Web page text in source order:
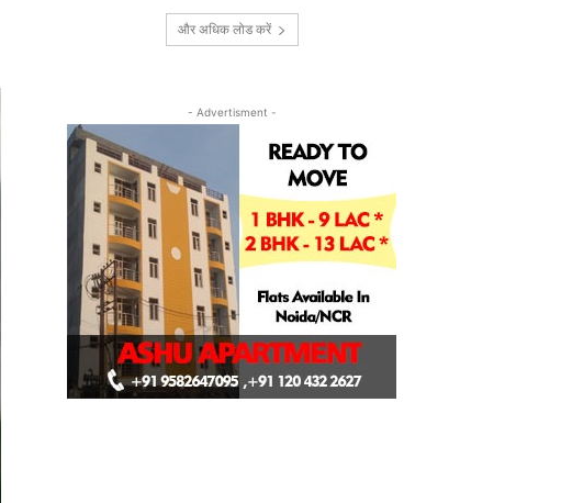
और अधिक लोड करें
- Advertisment -